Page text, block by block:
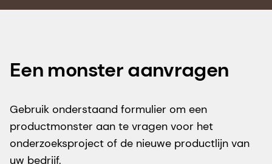
Een monster aanvragen
Gebruik onderstaand formulier om een
productmonster aan te vragen voor het
onderzoeksproject of de nieuwe productlijn van
uw bedrijf.